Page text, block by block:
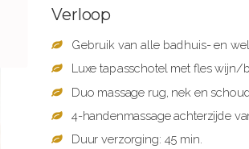
Verloop
Gebruik van alle badhuis- en
Luxe tapasschotel met fles
Duo massage rug, nek en
4-handenmassage achterzijde
Duur verzorging: 45 min.